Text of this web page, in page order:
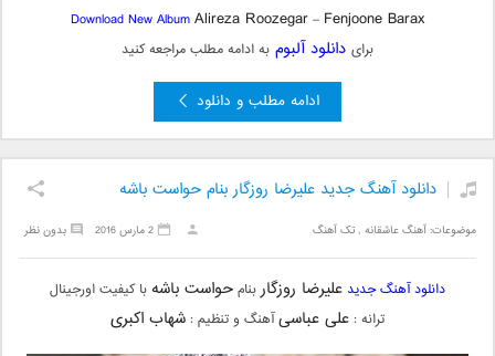
Download New AlbumAlireza Roozegar– Fenjoone Barax
برای دانلود آلبوم به ادامه مطلب مراجعه کنید
ادامه مطلب و دانلود
دانلود آهنگ جدید علیرضا روزگار بنام حواست باشه
موضوعات:آهنگ عاشقانه ,تک آهنگ بدون نظر 2 مارس 2016
دانلود آهنگ جدید علیرضا روزگاربنامحواست باشه با کیفیت اورجینال
ترانه : علی عباسیآهنگ و تنظیم : شهاب اکبری